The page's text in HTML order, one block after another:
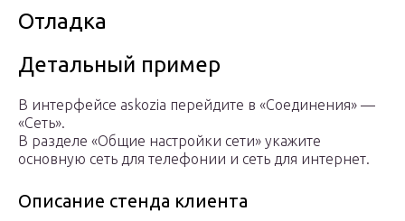
Отладка
Детальный пример
В интерфейсе askozia перейдите в «Соединения» —
«Сеть».
В разделе «Общие настройки сети» укажите
основную сеть для телефонии и сеть для интернет.
Описание стенда клиента